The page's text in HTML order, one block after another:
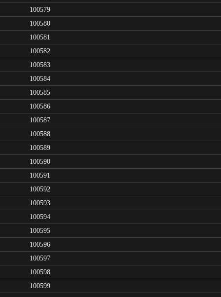
100579
100580
100581
100582
100583
100584
100585
100586
100587
100588
100589
100590
100591
100592
100593
100594
100595
100596
100597
100598
100599